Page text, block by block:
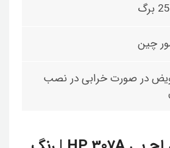
چین
در صورت خرابی در نصب